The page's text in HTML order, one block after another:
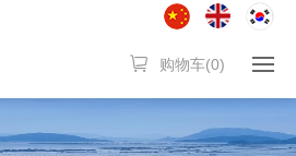
购物车(0)